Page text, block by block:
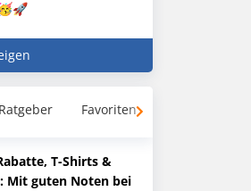
Favoriten
T-Shirts &
Mit guten Noten bei